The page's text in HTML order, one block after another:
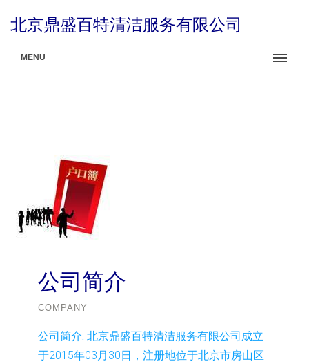
北京鼎盛百特清洁服务有限公司
MENU
公司简介
COMPANY
公司简介: 北京鼎盛百特清洁服务有限公司成立
于2015年03月30日，注册地位于北京市房山区